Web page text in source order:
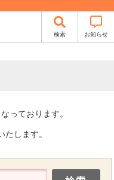
検索 お知らせ
っております。
します。